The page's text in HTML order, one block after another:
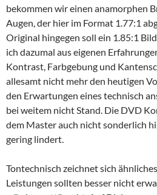
bekommen wir einen anamorphen
Augen, der hier im Format 1.77:1
Original hingegen soll ein 1.85:1
ich dazumal aus eigenen
Kontrast, Farbgebung und
allesamt nicht mehr den heutigen
den Erwartungen eines technisch
bei weitem nicht Stand. Die DVD
dem Master auch nicht sonderlich
gering lindert.
Tontechnisch zeichnet sich
Leistungen sollten besser nicht